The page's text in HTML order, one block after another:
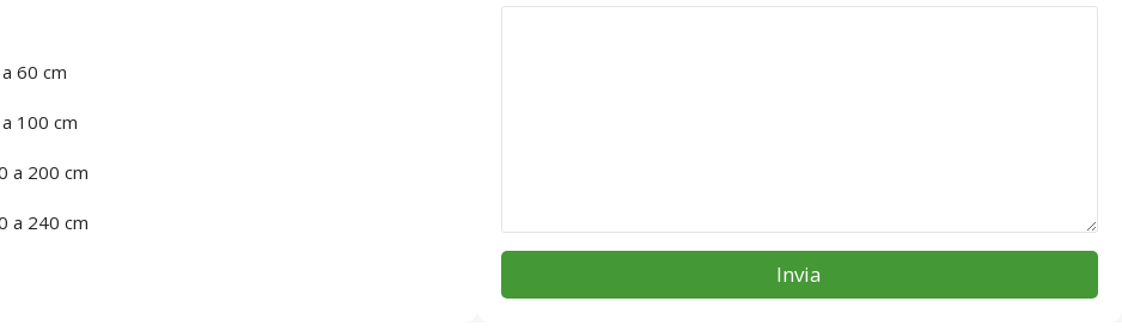
60 cm
100 cm
a 200 cm
a 240 cm
Invia